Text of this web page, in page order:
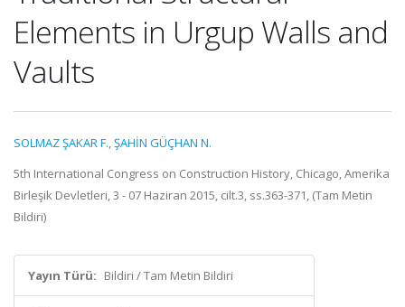
Elements in Urgup Walls and
Vaults
SOLMAZ ŞAKAR F.,ŞAHİN GÜÇHAN N.
5th International Congress on Construction History, Chicago, Amerika
Birleşik Devletleri, 3 - 07 Haziran 2015, cilt.3, ss.363-371, (Tam Metin
Bildiri)
Yayın Türü: Bildiri / Tam Metin Bildiri